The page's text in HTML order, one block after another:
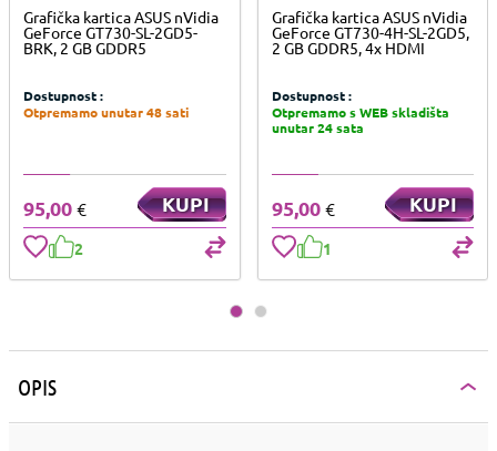
Grafička kartica ASUS nVidia
GeForce GT730-SL-2GD5-
BRK, 2 GB GDDR5
Dostupnost :
Otpremamo unutar 48 sati
95,00€ KUPI
2
Grafička kartica ASUS nVidia
GeForce GT730-4H-SL-2GD5,
2 GB GDDR5, 4x HDMI
Dostupnost :
Otpremamo s WEB skladišta
unutar 24 sata
95,00 € KUPI
1
OPIS